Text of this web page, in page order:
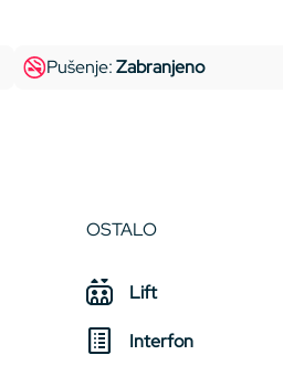
Pušenje:Zabranjeno
OSTALO
Lift
Interfon